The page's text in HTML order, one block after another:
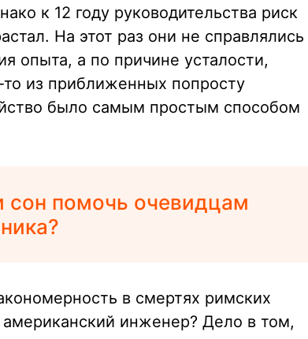
к 12 году руководительства риск
На этот раз они не справлялись
опыта, а по причине усталости,
из приближенных попросту
было самым простым способом
сон помочь очевидцам
в смертях римских
инженер? Дело в том,